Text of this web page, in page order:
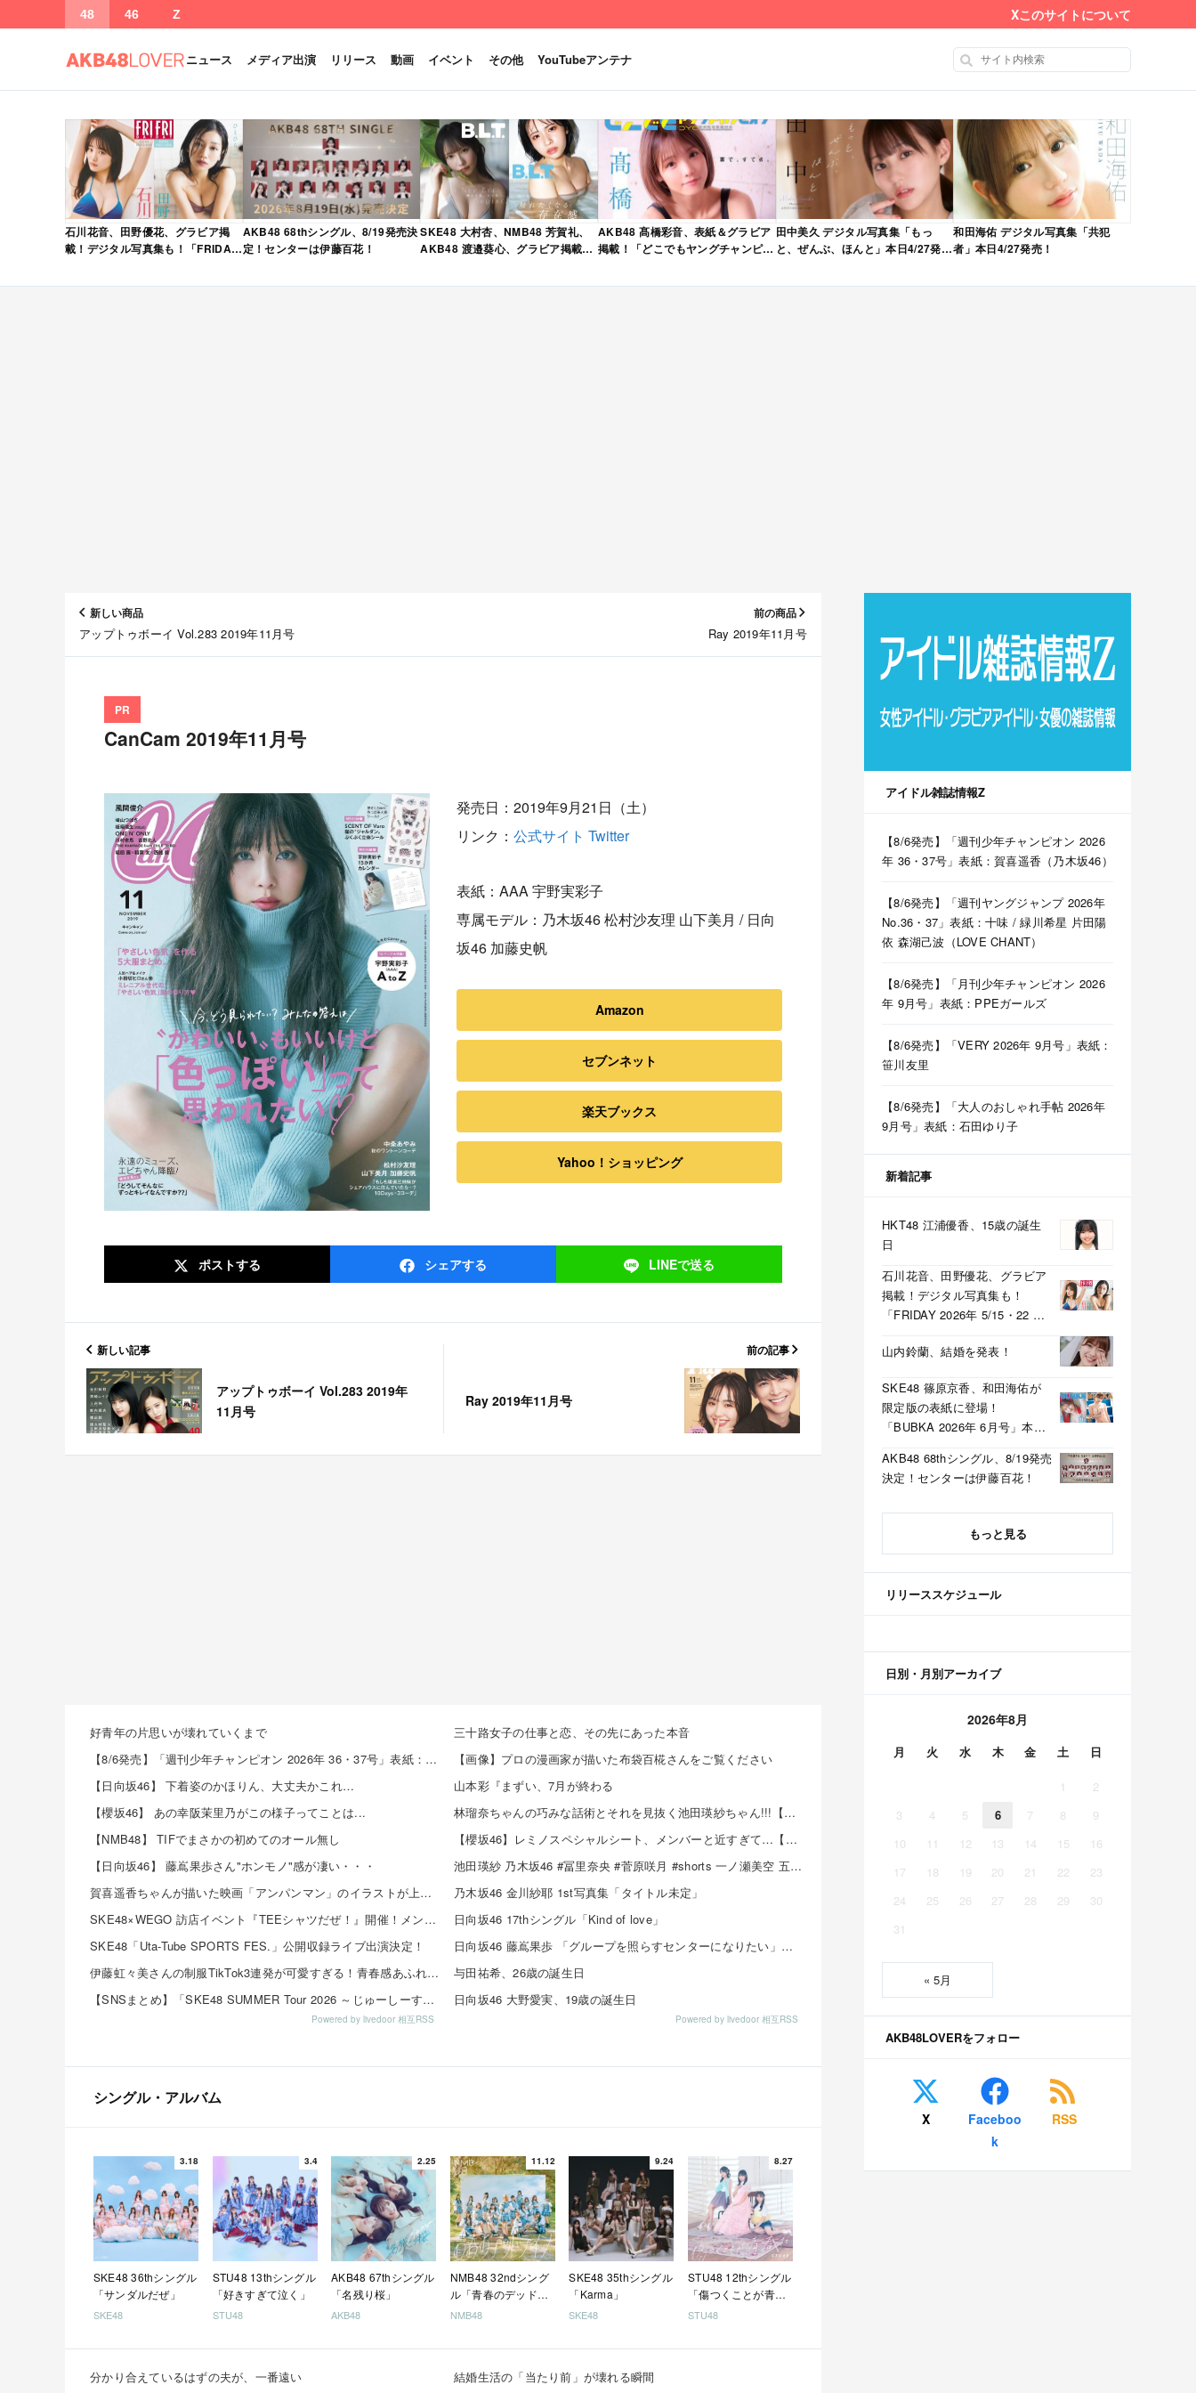
48 46 Z Xこのサイトについて
ニュース メディア出演 リリース 動画 イベント その他 YouTubeアンテナ
石川花音、田野優花、グラビア掲
載！デジタル写真集も！「FRIDAY
発売！
AKB48 68thシングル、8/19発売決
定！センターは伊藤百花！
SKE48 大村杏、NMB48 芳賀礼、
AKB48 渡邉葵心、グラビア掲載！
月号」本日4/28発売！
AKB48 髙橋彩音、表紙＆グラビア
掲載！「どこでもヤングチャンピオ
田中美久 デジタル写真集「もっ
と、ぜんぶ、ほんと」本日4/27発
和田海佑 デジタル写真集「共犯
者」本日4/27発売！
新しい商品
アップトゥボーイ Vol.283 2019年11月号
前の商品
Ray 2019年11月号
PR
CanCam 2019年11月号
発売日：2019年9月21日（土）
リンク：公式サイト Twitter
表紙：AAA 宇野実彩子
専属モデル：乃木坂46 松村沙友理 山下美月 / 日向
坂46 加藤史帆
Amazon
セブンネット
楽天ブックス
Yahoo！ショッピング
ポストする シェアする LINEで送る
新しい記事
アップトゥボーイ Vol.283 2019年
11月号
前の記事
Ray 2019年11月号
好青年の片思いが壊れていくまで
【8/6発売】「週刊少年チャンピオン 2026年 36・37号」表紙：賀喜遥香（乃木坂46）
【日向坂46】 下着姿のかほりん、大丈夫かこれ…
【櫻坂46】 あの幸阪茉里乃がこの様子ってことは...
【NMB48】 TIFでまさかの初めてのオール無し
【日向坂46】 藤嶌果歩さん"ホンモノ"感が凄い・・・
賀喜遥香ちゃんが描いた映画「アンパンマン」のイラストが上手すぎる！！！【乃木坂46】
SKE48×WEGO 訪店イベント『TEEシャツだぜ！』開催！メンバーが大須店でコーディネート【SNSまとめ】
SKE48「Uta-Tube SPORTS FES.」公開収録ライブ出演決定！
伊藤虹々美さんの制服TikTok3連発が可愛すぎる！青春感あふれるダンス動画に注目✨
【SNSまとめ】「SKE48 SUMMER Tour 2026 ～じゅーしーすぷらっしゅ だぜ！～」東京公演 ベリー組 ...
Powered by livedoor 相互RSS
三十路女子の仕事と恋、その先にあった本音
【画像】プロの漫画家が描いた布袋百椛さんをご覧ください
山本彩『まずい、7月が終わる
林瑠奈ちゃんの巧みな話術とそれを見抜く池田瑛紗ちゃん!!!【乃木坂46】
【櫻坂46】レミノスペシャルシート、メンバーと近すぎて…【全国ツアー2026】
池田瑛紗 乃木坂46 #冨里奈央 #菅原咲月 #shorts 一ノ瀬美空 五百城茉央 瀬戸口心月 奥の反応まとめ
乃木坂46 金川紗耶 1st写真集「タイトル未定」
日向坂46 17thシングル「Kind of love」
日向坂46 藤嶌果歩 「グループを照らすセンターになりたい」何倍もキラキラしたかほりんが降臨【坂道の火曜日】
与田祐希、26歳の誕生日
日向坂46 大野愛実、19歳の誕生日
Powered by livedoor 相互RSS
シングル・アルバム
3.18
SKE48 36thシングル
「サンダルだぜ」
SKE48
3.4
STU48 13thシングル
「好きすぎて泣く」
STU48
2.25
AKB48 67thシングル
「名残り桜」
AKB48
11.12
NMB48 32ndシング
ル「青春のデッドラ
イン」
NMB48
9.24
SKE48 35thシングル
「Karma」
SKE48
8.27
STU48 12thシングル
「傷つくことが青春
だ」
STU48
分かり合えているはずの夫が、一番遠い
結婚生活の「当たり前」が壊れる瞬間
アイドル雑誌情報Z
【8/6発売】「週刊少年チャンピオン 2026
年 36・37号」表紙：賀喜遥香（乃木坂46）
【8/6発売】「週刊ヤングジャンプ 2026年
No.36・37」表紙：十味 / 緑川希星 片田陽
依 森湖己波（LOVE CHANT）
【8/6発売】「月刊少年チャンピオン 2026
年 9月号」表紙：PPEガールズ
【8/6発売】「VERY 2026年 9月号」表紙：
笹川友里
【8/6発売】「大人のおしゃれ手帖 2026年
9月号」表紙：石田ゆり子
新着記事
HKT48 江浦優香、15歳の誕生
日
石川花音、田野優花、グラビア
掲載！デジタル写真集も！
「FRIDAY 2026年 5/15・22 合
山内鈴蘭、結婚を発表！
SKE48 篠原京香、和田海佑が
限定版の表紙に登場！
「BUBKA 2026年 6月号」本日
AKB48 68thシングル、8/19発売
決定！センターは伊藤百花！
もっと見る
リリーススケジュール
日別・月別アーカイブ
2026年8月
月 火 水 木 金 土 日
1
2
3
4 5 6 7 8
9
10
11 12 13 14 15
16
17
18 19 20 21 22
23
24
25 26 27 28 29
30
31
« 5月
AKB48LOVERをフォロー
X
Faceboo
k
RSS